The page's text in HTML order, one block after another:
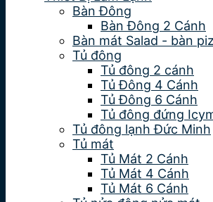
Bàn Đông
Bàn Đông 2 Cánh
Bàn mát Salad - bàn
Tủ đông
Tủ đông 2 cánh
Tủ Đông 4 Cánh
Tủ Đông 6 Cánh
Tủ đông đứng
Tủ đông lạnh Đức Minh
Tủ mát
Tủ Mát 2 Cánh
Tủ Mát 4 Cánh
Tủ Mát 6 Cánh